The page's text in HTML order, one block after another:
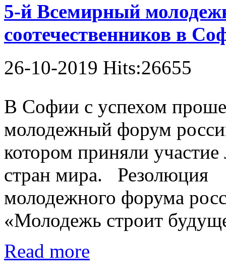
5-й Всемирный
соотечественников в
26-10-2019 Hits:26655
В Софии с успехом
молодежный форум
котором приняли
стран мира.
молодежного форума
«Молодежь строит
Read more